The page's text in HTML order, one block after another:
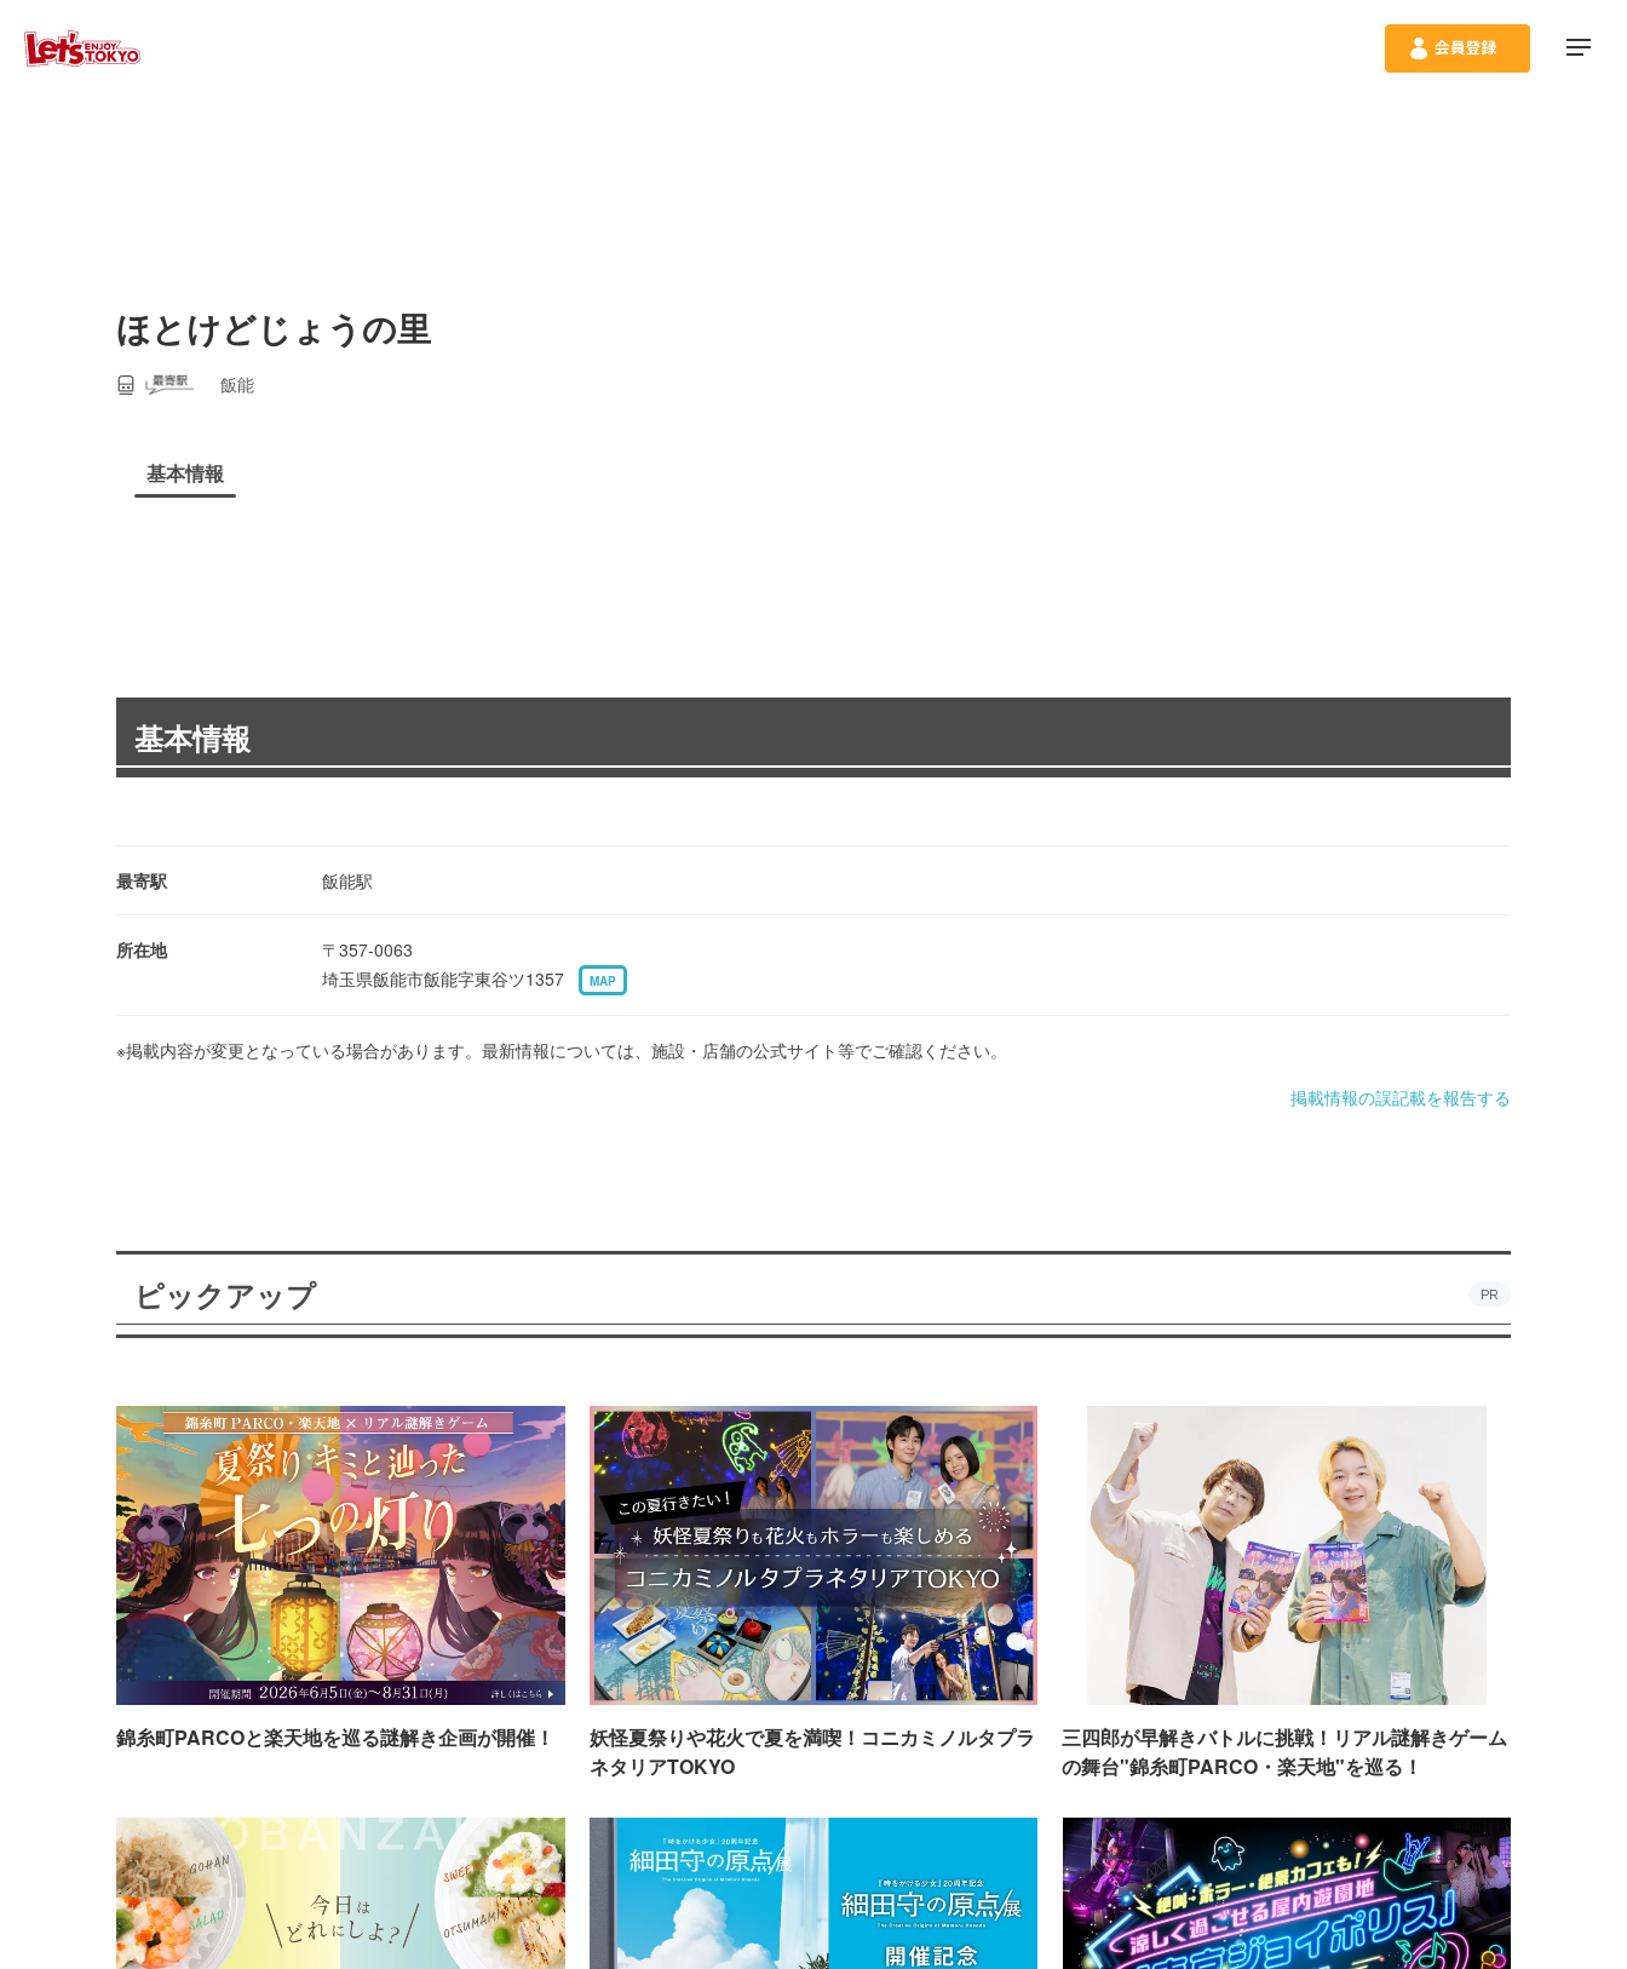
ほとけどじょうの里
飯能
基本情報
基本情報
最寄駅 飯能駅
所在地
〒357-0063
埼玉県飯能市飯能字東谷ツ1357
MAP
※掲載内容が変更となっている場合があります。最新情報については、施設・店舗の公式サイト等でご確認ください。
掲載情報の誤記載を報告する
ピックアップ PR
錦糸町PARCOと楽天地を巡る謎解き企画が開催！
妖怪夏祭りや花火で夏を満喫！コニカミノルタプラ
ネタリアTOKYO
三四郎が早解きバトルに挑戦！リアル謎解きゲーム
の舞台"錦糸町PARCO・楽天地"を巡る！